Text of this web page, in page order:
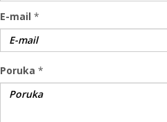
E-mail *
Poruka *